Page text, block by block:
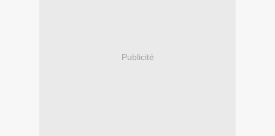
Publicité